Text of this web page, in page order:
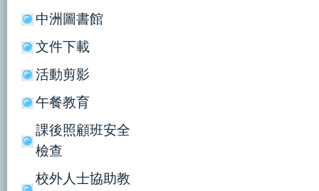
中洲圖書館
文件下載
活動剪影
午餐教育
課後照顧班安全
檢查
校外人士協助教